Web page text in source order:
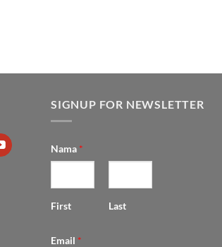
SIGNUP FOR NEWSLETTER
Nama *
First Last
Email *